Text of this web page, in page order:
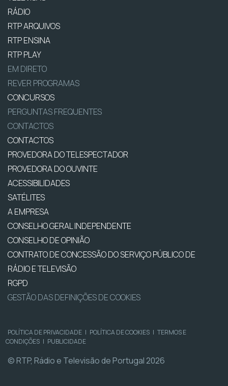
RÁDIO
RTP ARQUIVOS
RTP ENSINA
RTP PLAY
EM DIRETO
REVER PROGRAMAS
CONCURSOS
PERGUNTAS FREQUENTES
CONTACTOS
CONTACTOS
PROVEDORA DO TELESPECTADOR
PROVEDORA DO OUVINTE
ACESSIBILIDADES
SATÉLITES
A EMPRESA
CONSELHO GERAL INDEPENDENTE
CONSELHO DE OPINIÃO
CONTRATO DE CONCESSÃO DO SERVIÇO PÚBLICO DE
RÁDIO E TELEVISÃO
RGPD
GESTÃO DAS DEFINIÇÕES DE COOKIES
POLÍTICA DE PRIVACIDADE | POLÍTICA DE COOKIES | TERMOS E
CONDIÇÕES | PUBLICIDADE
© RTP, Rádio e Televisão de Portugal 2026